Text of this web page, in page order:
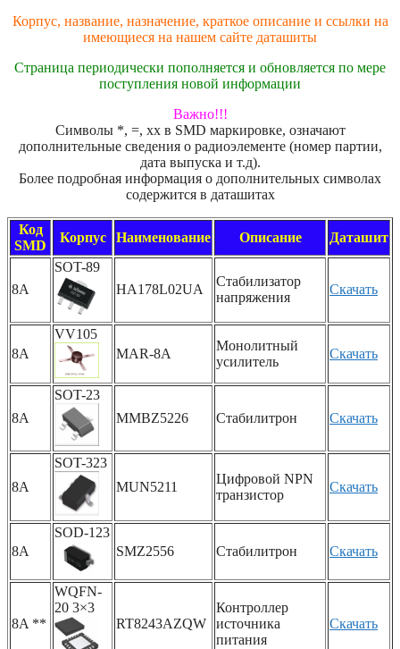
Корпус, название, назначение, краткое описание и ссылки на
имеющиеся на нашем сайте даташиты
Страница периодически пополняется и обновляется по мере
поступления новой информации
Важно!!!
Символы *, =, xx в SMD маркировке, означают
дополнительные сведения о радиоэлементе (номер партии,
дата выпуска и т.д).
Более подробная информация о дополнительных символах
содержится в даташитах
Код
SMD
Корпус Наименование Описание Даташит
8A
SOT-89
HA178L02UA
Стабилизатор
напряжения
Скачать
8A
VV105
MAR-8A
Монолитный
усилитель
Скачать
8A
SOT-23
MMBZ5226
Стабилитрон Скачать
8A
SOT-323
MUN5211
Цифровой NPN
транзистор
Скачать
8A
SOD-123
SMZ2556
Стабилитрон Скачать
8A **
WQFN-
20 3×3
RT8243AZQW
Контроллер
источника
питания
Скачать